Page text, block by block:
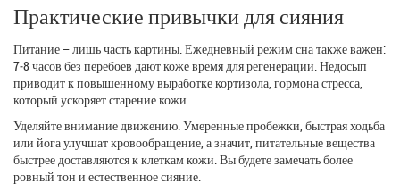
Практические привычки для сияния
Питание – лишь часть картины. Ежедневный режим сна также важен:
7‑8 часов без перебоев дают коже время для регенерации. Недосып
приводит к повышенному выработке кортизола, гормона стресса,
который ускоряет старение кожи.
Уделяйте внимание движению. Умеренные пробежки, быстрая ходьба
или йога улучшат кровообращение, а значит, питательные вещества
быстрее доставляются к клеткам кожи. Вы будете замечать более
ровный тон и естественное сияние.